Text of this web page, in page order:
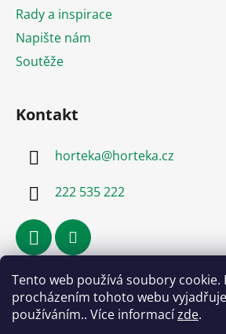
Tento web používá soubory cookie.
procházením tohoto webu
používáním.. Více informacízde.
Rady a inspirace
Napište nám
Soutěže
Kontakt
horteka@horteka.cz
222 535 222
Přijímáme online platby